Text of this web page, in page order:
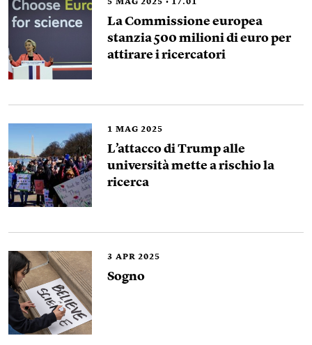
5 MAG 2025 17.01
La Commissione europea
stanzia 500 milioni di euro per
attirare i ricercatori
1 MAG 2025
L’attacco di Trump alle
università mette a rischio la
ricerca
3 APR 2025
Sogno